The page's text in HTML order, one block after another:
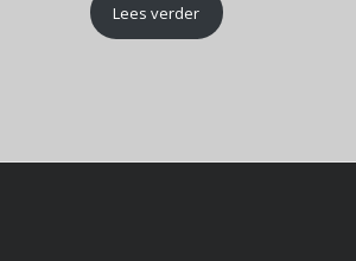
Lees verder